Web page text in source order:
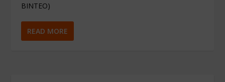
ΒΙΝΤΕΟ)
READ MORE